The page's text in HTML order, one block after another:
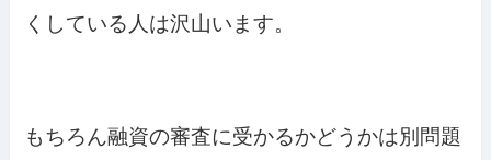
くしている人は沢山います。
もちろん融資の審査に受かるかどうかは別問題